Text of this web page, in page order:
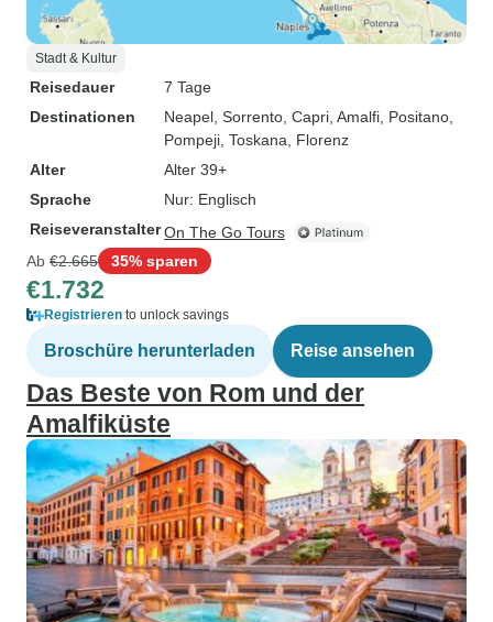
Stadt & Kultur
Reisedauer
7 Tage
Destinationen
Neapel , Sorrento , Capri , Amalfi , Positano
Pompeji , Toskana , Florenz
Alter
Alter 39+
Sprache
Nur: Englisch
ReiseveranstalterOn The Go Tours
Ab €2.665 35% sparen
€1.732
Registrieren to unlock savings
Broschüre herunterladen Reise ansehen
Das Beste von Rom und der
Amalfiküste